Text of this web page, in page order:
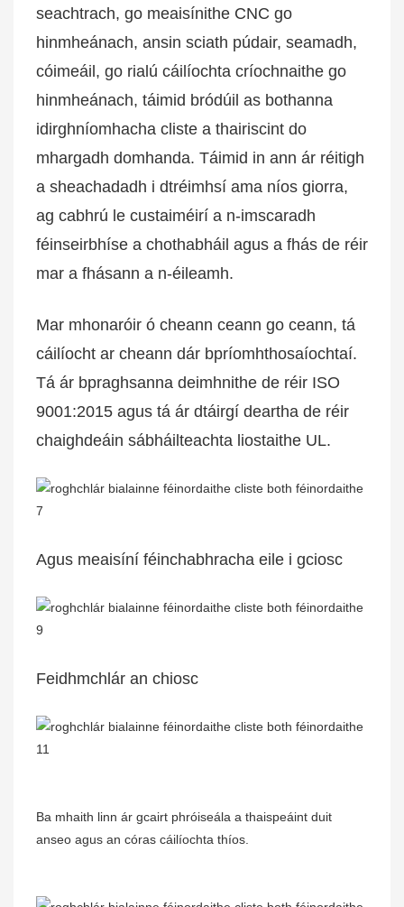
seachtrach, go meaisínithe CNC go
hinmheánach, ansin sciath púdair, seamadh,
cóimeáil, go rialú cáilíochta críochnaithe go
hinmheánach, táimid bródúil as bothanna
idirghníomhacha cliste a thairiscint do
mhargadh domhanda. Táimid in ann ár réitigh
a sheachadadh i dtréimhsí ama níos giorra,
ag cabhrú le custaiméirí a n-imscaradh
féinseirbhíse a chothabháil agus a fhás de réir
mar a fhásann a n-éileamh.
Mar mhonaróir ó cheann ceann go ceann, tá
cáilíocht ar cheann dár bpríomhthosaíochtaí.
Tá ár bpraghsanna deimhnithe de réir ISO
9001:2015 agus tá ár dtáirgí deartha de réir
chaighdeáin sábháilteachta liostaithe UL.
Agus meaisíní féinchabhracha eile i gciosc
Feidhmchlár an chiosc
Ba mhaith linn ár gcairt phróiseála a thaispeáint duit
anseo agus an córas cáilíochta thíos.